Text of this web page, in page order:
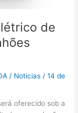
de
/ Noticias/14 de
oferecido sob a